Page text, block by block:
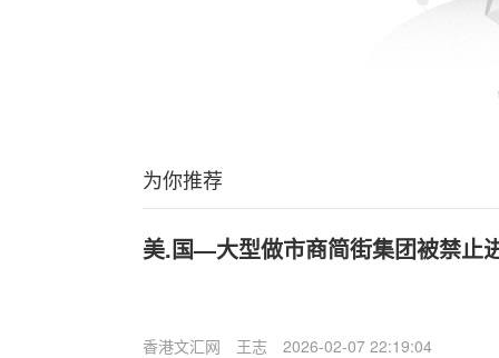
为你推荐
美.国—大型做市商简街集团被禁止
香港文汇网 王志 2026-02-07 22:19:04